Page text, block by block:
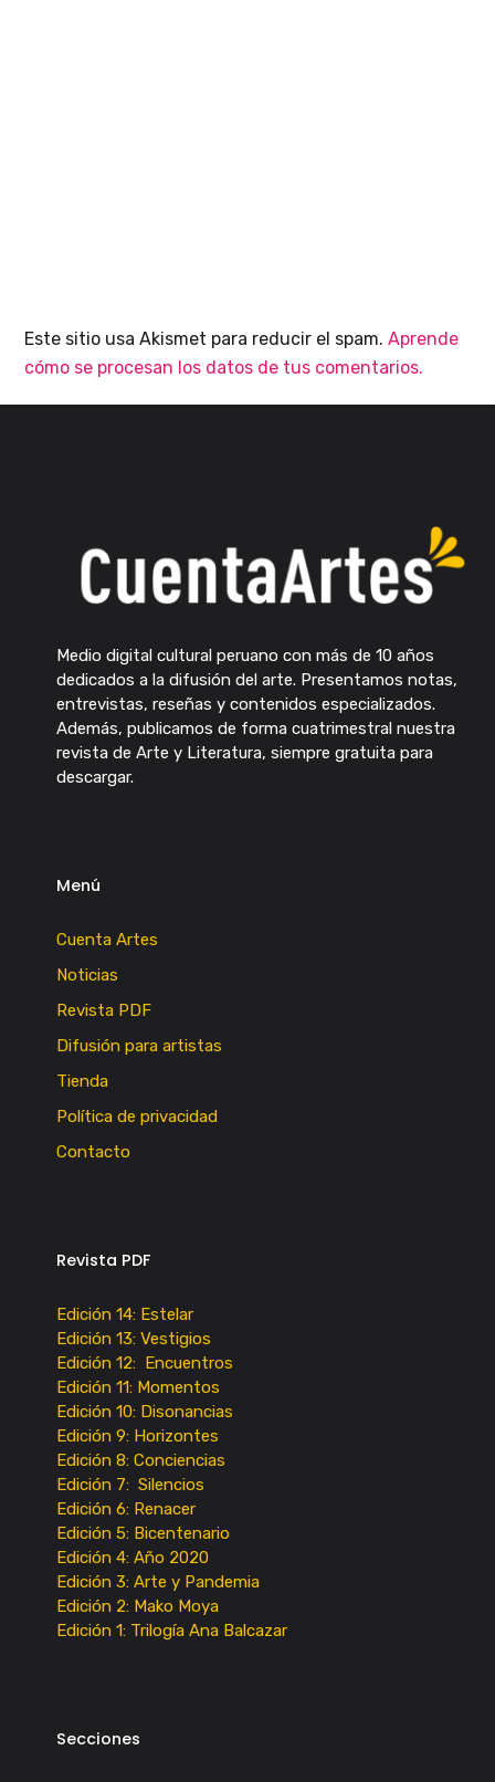
Este sitio usa Akismet para reducir el spam.Aprende
cómo se procesan los datos de tus comentarios.
Medio digital cultural peruano con más de 10 años
dedicados a la difusión del arte. Presentamos notas,
entrevistas, reseñas y contenidos especializados.
Además, publicamos de forma cuatrimestral nuestra
revista de Arte y Literatura, siempre gratuita para
descargar.
Menú
Cuenta Artes
Noticias
Revista PDF
Difusión para artistas
Tienda
Política de privacidad
Contacto
Revista PDF
Edición 14: Estelar
Edición 13: Vestigios
Edición 12: Encuentros
Edición 11: Momentos
Edición 10: Disonancias
Edición 9: Horizontes
Edición 8: Conciencias
Edición 7: Silencios
Edición 6: Renacer
Edición 5: Bicentenario
Edición 4: Año 2020
Edición 3: Arte y Pandemia
Edición 2: Mako Moya
Edición 1: Trilogía Ana Balcazar
Secciones